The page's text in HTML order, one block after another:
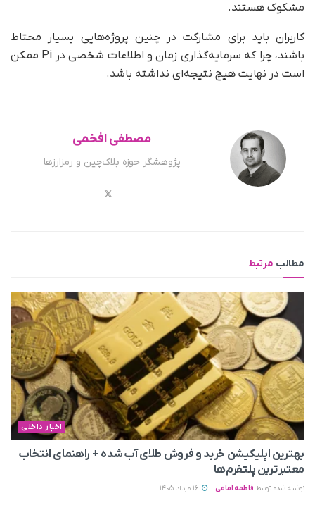
مشکوک هستند.
کاربران باید برای مشارکت در چنین پروژه‌هایی بسیار محتاط
باشند، چرا که سرمایه‌گذاری زمان و اطلاعات شخصی در Pi ممکن
است در نهایت هیچ نتیجه‌ای نداشته باشد.
مصطفی افخمی
پژوهشگر حوزه بلاک‌چین و رمزارزها
مطالب مرتبط
اخبار داخلی
بهترین اپلیکیشن خرید و فروش طلای آب شده + راهنمای انتخاب
معتبرترین پلتفرم‌ها
نوشته شده توسط فاطمه امامی